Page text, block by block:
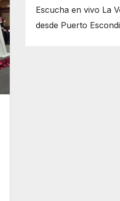
Escucha en vivo La
desde Puerto